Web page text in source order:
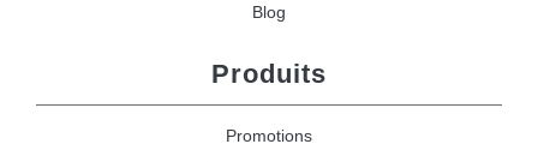
Blog
Produits
Promotions